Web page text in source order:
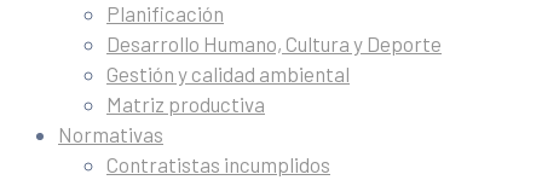
Planificación
Desarrollo Humano, Cultura y Deporte
Gestión y calidad ambiental
Matriz productiva
Normativas
Contratistas incumplidos